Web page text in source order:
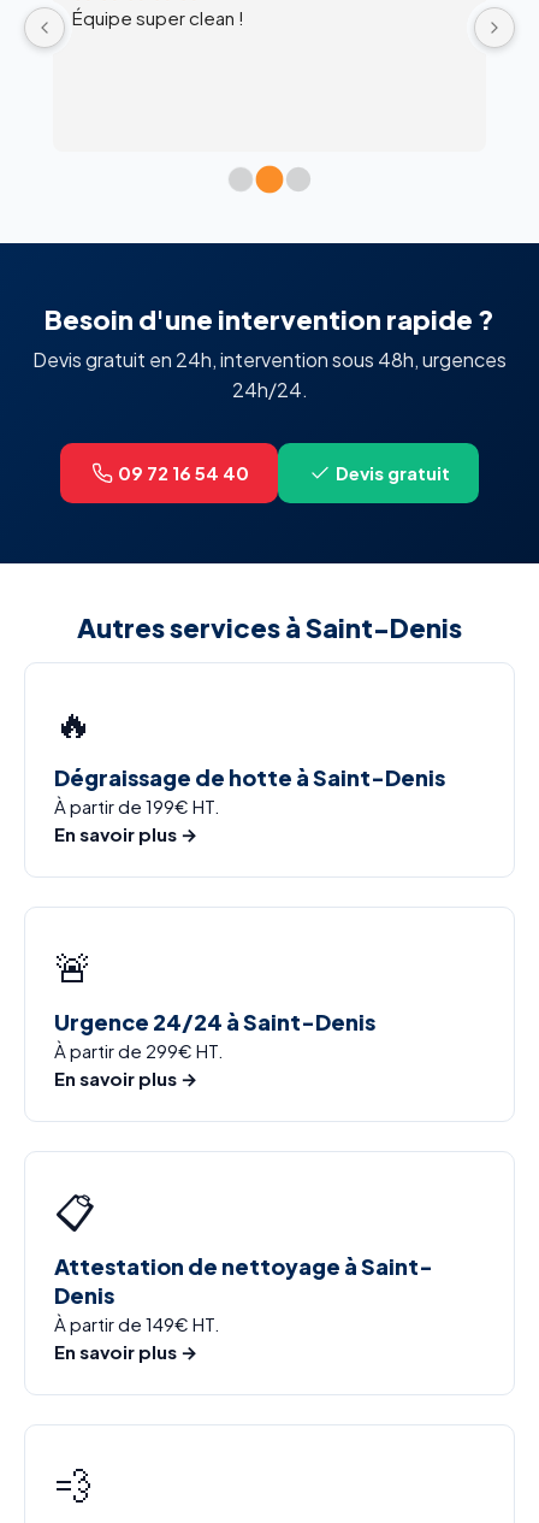
Équipe super clean !
Besoin d'une intervention rapide ?
Devis gratuit en 24h, intervention sous 48h, urgences
24h/24.
09 72 16 54 40 Devis gratuit
Autres services à Saint-Denis
🔥
Dégraissage de hotte à Saint-Denis
À partir de 199€ HT.
En savoir plus →
🚨
Urgence 24/24 à Saint-Denis
À partir de 299€ HT.
En savoir plus →
📋
Attestation de nettoyage à Saint-
Denis
À partir de 149€ HT.
En savoir plus →
💨